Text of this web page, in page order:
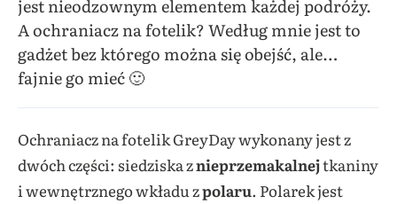
jest nieodzownym elementem każdej podróży.
A ochraniacz na fotelik? Według mnie jest to
gadżet bez którego można się obejść, ale…
fajnie go mieć 🙂
Ochraniacz na fotelik GreyDay wykonany jest z
dwóch części: siedziska znieprzemakalnejtkaniny
i wewnętrznego wkładu zpolaru. Polarek jest